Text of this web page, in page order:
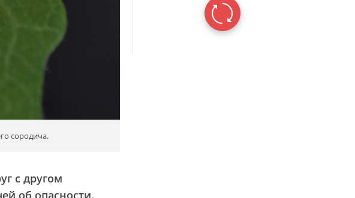
сородича.
с другом